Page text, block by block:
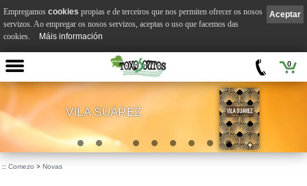
0
VILA SUÁREZ
:: Comezo > Novas
Aceptar
Empregamos cookies propias e de terceiros que nos permiten ofrecer os nosos
servizos. Ao empregar os nosos servizos, aceptas o uso que facemos das
cookies.
Máis información